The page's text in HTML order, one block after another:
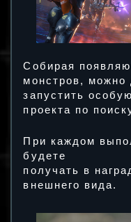
Собирая
монстров, можно
запустить
проекта по
При каждом
будете
получать в
внешнего вида.